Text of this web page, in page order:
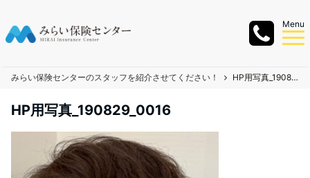
Menu
みらい保険センターのスタッフを紹介させてください！ HP用写真_190829_0016
HP用写真_190829_0016